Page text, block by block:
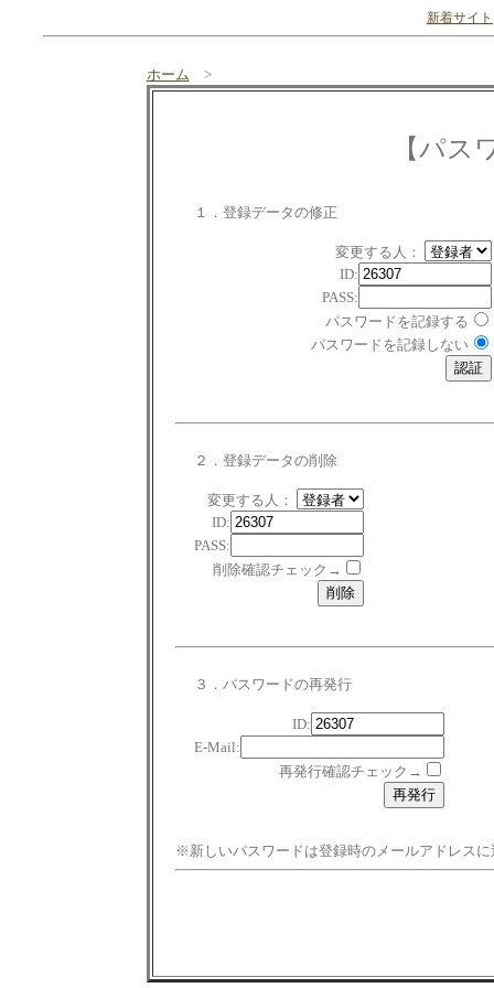
新着サイト
ホーム >
【パス
１．登録データの修正
変更する人：
ID:
PASS:
パスワードを記録する
パスワードを記録しない
２．登録データの削除
変更する人：
ID:
PASS:
削除確認チェック→
３．パスワードの再発行
ID:
E-Mail:
再発行確認チェック→
※新しいパスワードは登録時のメールアドレスに